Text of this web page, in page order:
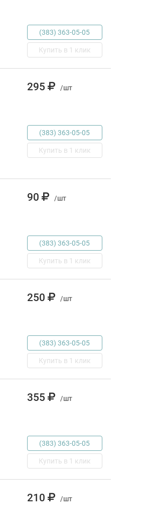
(383) 363-05-05
Купить в 1 клик
295 /шт
(383) 363-05-05
Купить в 1 клик
90 /шт
(383) 363-05-05
Купить в 1 клик
250 /шт
(383) 363-05-05
Купить в 1 клик
355 /шт
(383) 363-05-05
Купить в 1 клик
210 /шт